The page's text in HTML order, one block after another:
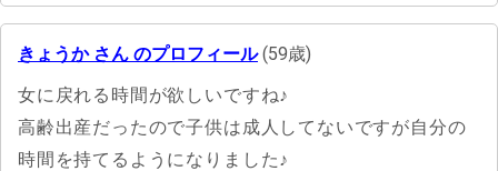
きょうか さん のプロフィール(59歳)
女に戻れる時間が欲しいですね♪
高齢出産だったので子供は成人してないですが自分の
時間を持てるようになりました♪